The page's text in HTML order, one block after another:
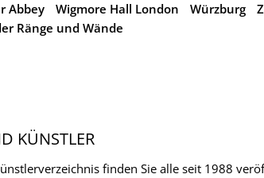
Abbey Wigmore Hall London Würzburg
Ränge und Wände
KÜNSTLER
finden Sie alle seit 1988